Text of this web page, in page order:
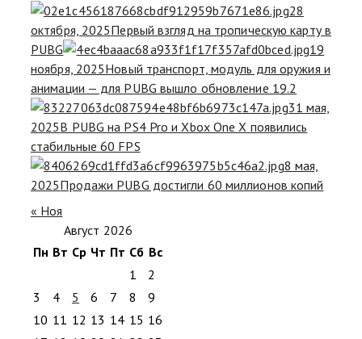
28
октября, 2025Первый взгляд на тропическую карту в
PUBG
19
ноября, 2025Новый транспорт, модуль для оружия и
анимации — для PUBG вышло обновление 19.2
31 мая,
2025В PUBG на PS4 Pro и Xbox One X появились
стабильные 60 FPS
8 мая,
2025Продажи PUBG достигли 60 миллионов копий
« Ноя
Август 2026
Пн Вт Ср Чт Пт Сб Вс
1
2
3
4 5 6 7 8
9
10 11 12 13 14 15 16